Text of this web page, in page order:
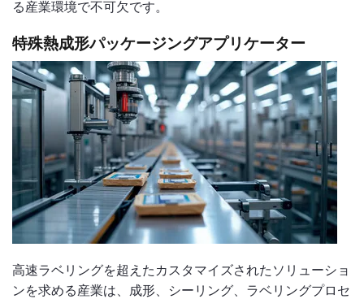
る産業環境で不可欠です。
特殊熱成形パッケージングアプリケーター
高速ラベリングを超えたカスタマイズされたソリューショ
ンを求める産業は、成形、シーリング、ラベリングプロセ